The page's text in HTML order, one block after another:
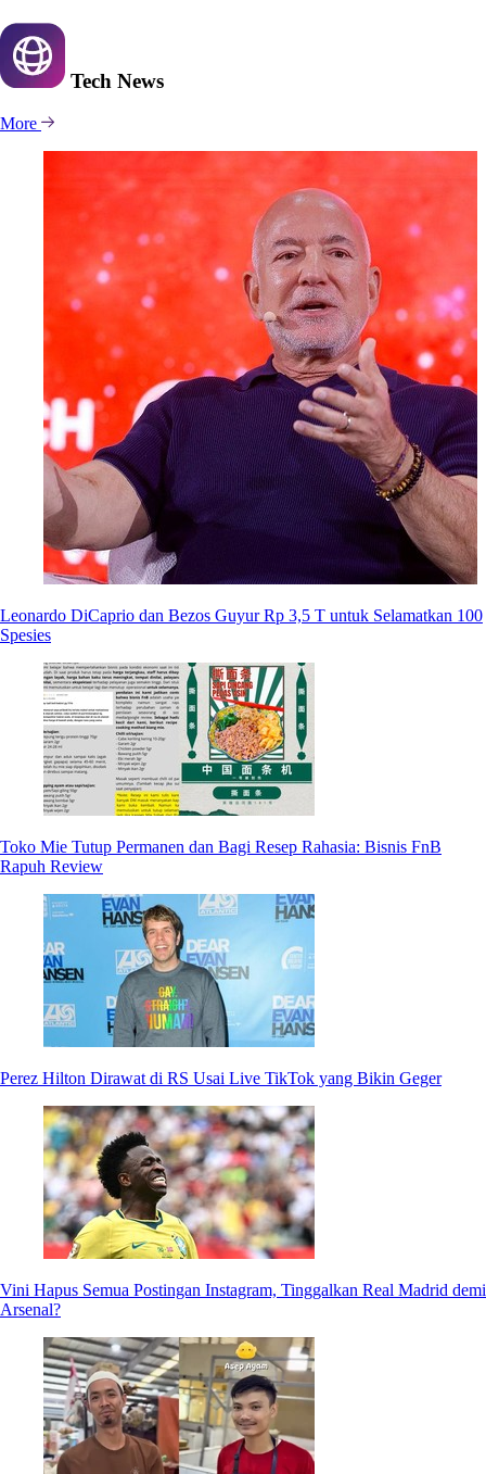
Tech News
More
Leonardo DiCaprio dan Bezos Guyur Rp 3,5 T untuk Selamatkan 100
Spesies
Toko Mie Tutup Permanen dan Bagi Resep Rahasia: Bisnis FnB
Rapuh Review
Perez Hilton Dirawat di RS Usai Live TikTok yang Bikin Geger
Vini Hapus Semua Postingan Instagram, Tinggalkan Real Madrid demi
Arsenal?